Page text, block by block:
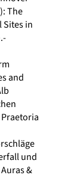
The
Sites in
and
Praetoria
und
&